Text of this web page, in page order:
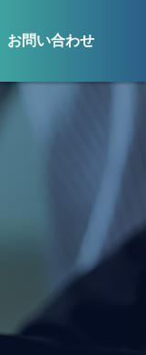
お問い合わせ